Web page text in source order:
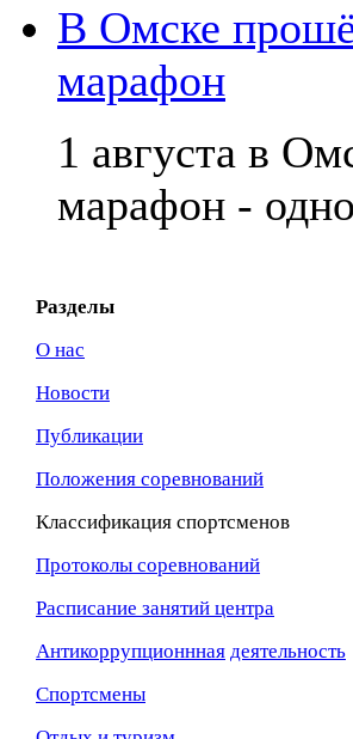
В Омске
марафон
1 августа в
марафон -
Разделы
О нас
Новости
Публикации
Положения соревнований
Классификация спортсменов
Протоколы соревнований
Расписание занятий центра
Антикоррупционнная деятельность
Спортсмены